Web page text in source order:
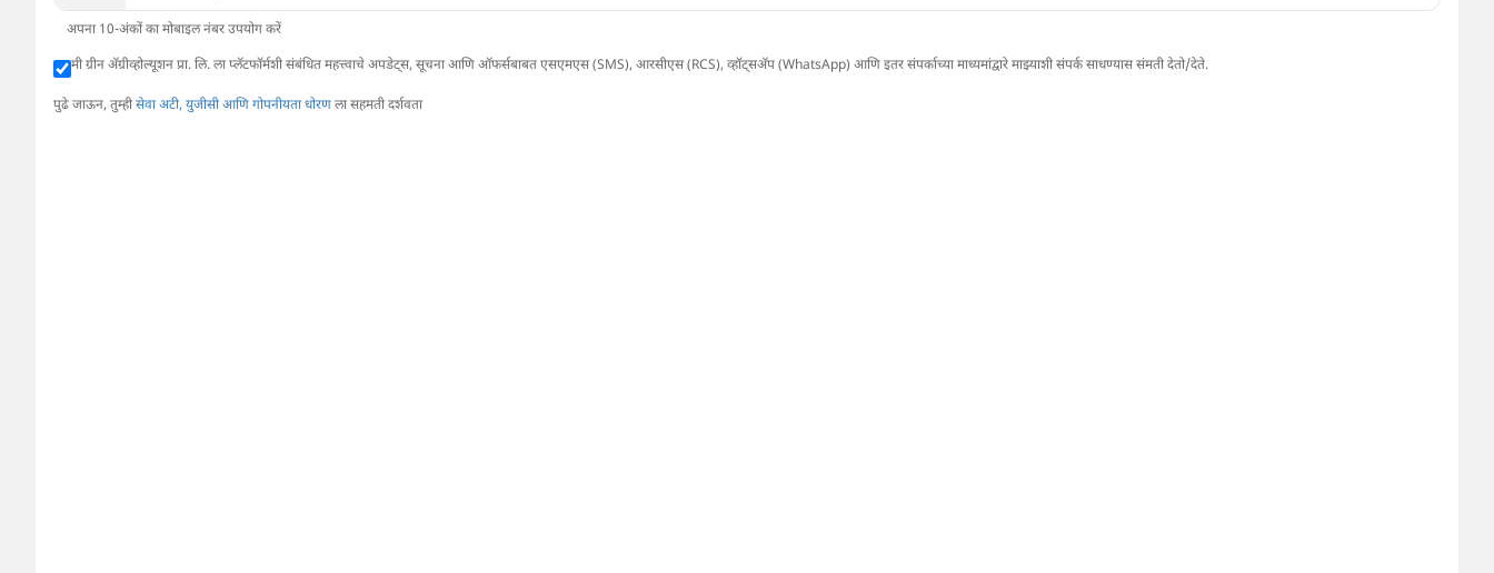
अपना 10-अंकों का मोबाइल नंबर उपयोग करें
मी ग्रीन अ‍ॅग्रीव्होल्यूशन प्रा. लि. ला प्लॅटफॉर्मशी संबंधित महत्त्वाचे अपडेट्स, सूचना आणि ऑफर्सबाबत एसएमएस (SMS), आरसीएस (RCS), व्हॉट्सअ‍ॅप (WhatsApp) आणि इतर संपर्काच्या माध्यमांद्वारे माझ्याशी संपर्क साधण्यास संमती देतो/देते.
पुढे जाऊन, तुम्हीसेवा अटी, युजीसी आणि गोपनीयता धोरणला सहमती दर्शवता